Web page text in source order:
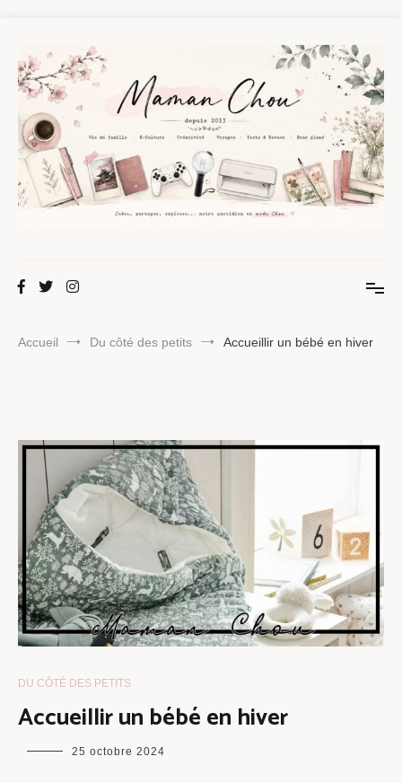
contenu
Maman Chou
Accueil Du côté des petits Accueillir un bébé en hiver
DU CÔTÉ DES PETITS
Accueillir un bébé en hiver
maman
25 octobre 2024